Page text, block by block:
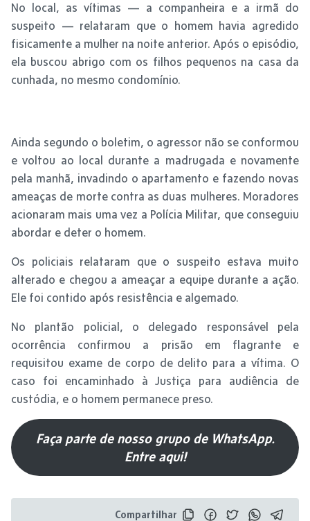
No local, as vítimas — a companheira e a irmã do
suspeito — relataram que o homem havia agredido
fisicamente a mulher na noite anterior. Após o episódio,
ela buscou abrigo com os filhos pequenos na casa da
cunhada, no mesmo condomínio.
Ainda segundo o boletim, o agressor não se conformou
e voltou ao local durante a madrugada e novamente
pela manhã, invadindo o apartamento e fazendo novas
ameaças de morte contra as duas mulheres. Moradores
acionaram mais uma vez a Polícia Militar, que conseguiu
abordar e deter o homem.
Os policiais relataram que o suspeito estava muito
alterado e chegou a ameaçar a equipe durante a ação.
Ele foi contido após resistência e algemado.
No plantão policial, o delegado responsável pela
ocorrência confirmou a prisão em flagrante e
requisitou exame de corpo de delito para a vítima. O
caso foi encaminhado à Justiça para audiência de
custódia, e o homem permanece preso.
Faça parte de nosso grupo de WhatsApp.
Entre aqui!
Compartilhar